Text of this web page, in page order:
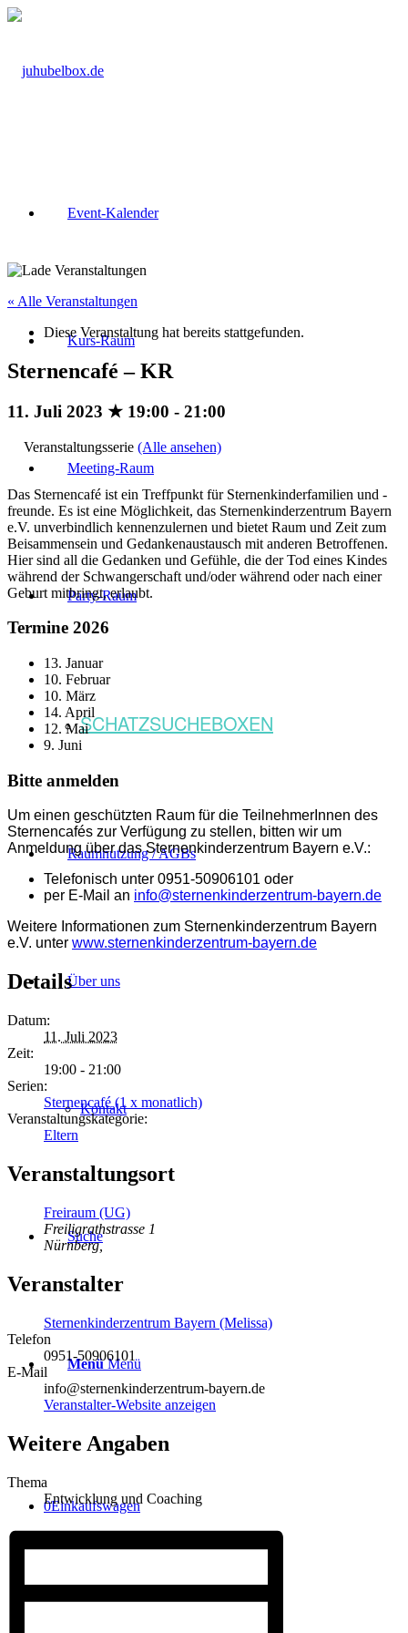
Event-Kalender
Kurs-Raum
Meeting-Raum
Party-Raum
SCHATZSUCHEBOXEN
Raumnutzung / AGBs
Über uns
Kontakt
Suche
Menü Menü
0Einkaufswagen
« Alle Veranstaltungen
Diese Veranstaltung hat bereits stattgefunden.
Sternencafé – KR
11. Juli 2023 ★ 19:00 - 21:00
Veranstaltungsserie (Alle ansehen)
Das Sternencafé ist ein Treffpunkt für Sternenkinderfamilien und -
freunde. Es ist eine Möglichkeit, das Sternenkinderzentrum Bayern
e.V. unverbindlich kennenzulernen und bietet Raum und Zeit zum
Beisammensein und Gedankenaustausch mit anderen Betroffenen.
Hier sind all die Gedanken und Gefühle, die der Tod eines Kindes
während der Schwangerschaft und/oder während oder nach einer
Geburt mitbringt, erlaubt.
Termine 2026
13. Januar
10. Februar
10. März
14. April
12. Mai
9. Juni
Bitte anmelden
Um einen geschützten Raum für die TeilnehmerInnen des
Sternencafés zur Verfügung zu stellen, bitten wir um
Anmeldung über das Sternenkinderzentrum Bayern e.V.:
Telefonisch unter 0951-50906101 oder
per E-Mail an info@sternenkinderzentrum-bayern.de
Weitere Informationen zum Sternenkinderzentrum Bayern
e.V. unter www.sternenkinderzentrum-bayern.de
Details
Datum:
11. Juli 2023
Zeit:
19:00 - 21:00
Serien:
Sternencafé (1 x monatlich)
Veranstaltungskategorie:
Eltern
Veranstaltungsort
Freiraum (UG)
Freiligrathstrasse 1
Nürnberg,
Veranstalter
Sternenkinderzentrum Bayern (Melissa)
Telefon
0951-50906101
E-Mail
info@sternenkinderzentrum-bayern.de
Veranstalter-Website anzeigen
Weitere Angaben
Thema
Entwicklung und Coaching